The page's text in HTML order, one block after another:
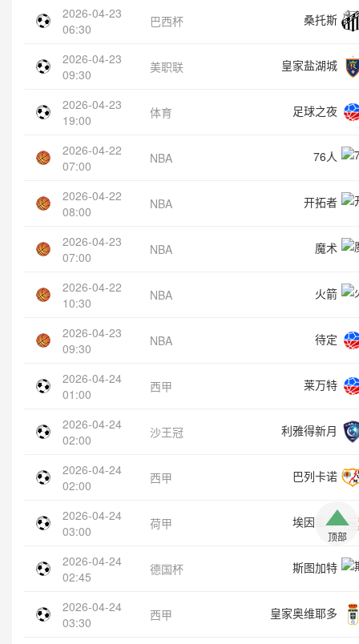
2026-04-23
06:30
巴西杯 桑托斯
2026-04-23
09:30
美职联 皇家盐湖城
2026-04-23
19:00
体育 足球之夜
2026-04-22
07:00
NBA 76人
2026-04-22
08:00
NBA 开拓者
2026-04-23
07:00
NBA 魔术
2026-04-22
10:30
NBA 火箭
2026-04-23
09:30
NBA 待定
2026-04-24
01:00
西甲 莱万特
2026-04-24
02:00
沙王冠 利雅得新月
2026-04-24
02:00
西甲 巴列卡诺
2026-04-24
03:00
荷甲 埃因霍温
2026-04-24
02:45
德国杯 斯图加特
2026-04-24
03:30
西甲 皇家奥维耶多
顶部